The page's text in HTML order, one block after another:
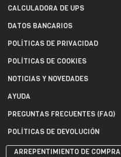
CALCULADORA DE UPS
DATOS BANCARIOS
POLÍTICAS DE PRIVACIDAD
POLÍTICAS DE COOKIES
NOTICIAS Y NOVEDADES
AYUDA
PREGUNTAS FRECUENTES (FAQ)
POLÍTICAS DE DEVOLUCIÓN
ARREPENTIMIENTO DE COMPRA